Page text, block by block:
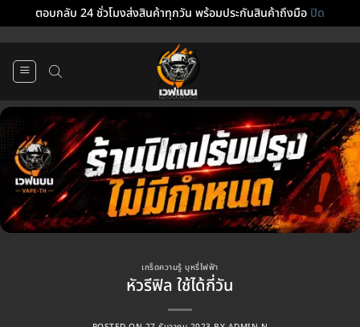
ตอบกลับ 24 ชั่วโมงส่งสินค้าทุกวัน พร้อมประกันสินค้าถึงมือปิด
เกร็ดความรู้ บุหรี่ไฟฟ้า
หัวรีฟิล ใช้ได้กี่วัน